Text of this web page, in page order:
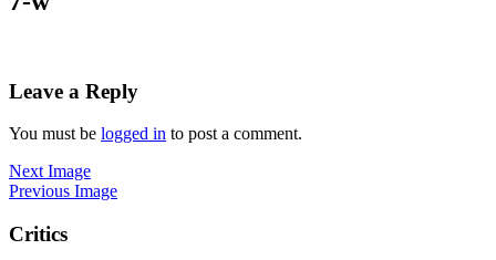
Leave a Reply
You must be logged in to post a comment.
Next Image
Previous Image
Critics